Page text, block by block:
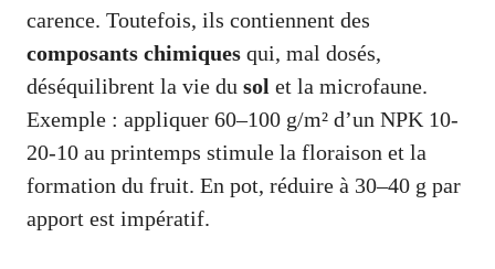
carence. Toutefois, ils contiennent des
composants chimiques qui, mal dosés,
déséquilibrent la vie du sol et la microfaune.
Exemple : appliquer 60–100 g/m² d’un NPK 10-
20-10 au printemps stimule la floraison et la
formation du fruit. En pot, réduire à 30–40 g par
apport est impératif.